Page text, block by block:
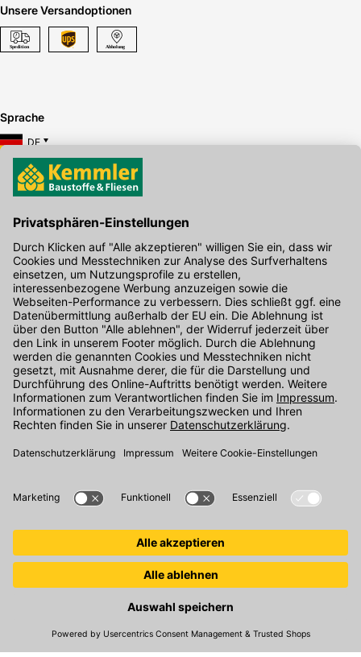
Unsere Versandoptionen
Sprache
DE
Hier gibt's die kostenlose App
Kontakt
Unser Onlineshop Team ist montags bis freitags von 08:00 - 17:00
Uhr unter der Telefonnummer07071 / 151-151für Sie erreichbar.
Alternativ können Sie unser Kontaktformular nutzen.
Den Kontakt direkt in unsere Niederlassungen finden Sie
© 2026 Kemmler Baustoffe GmbH